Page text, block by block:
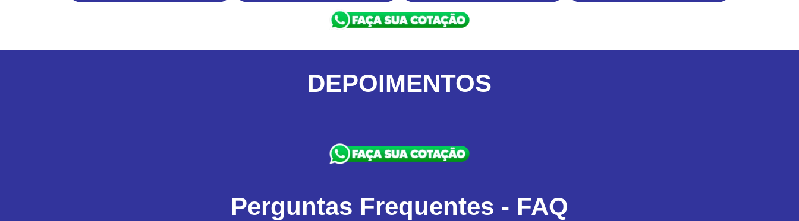
DEPOIMENTOS
Perguntas Frequentes - FAQ